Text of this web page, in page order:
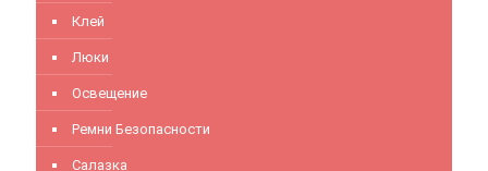
Клей
Люки
Освещение
Ремни Безопасности
Салазка